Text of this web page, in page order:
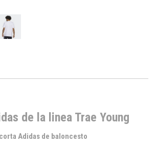
de la linea Trae Young
Adidas de baloncesto